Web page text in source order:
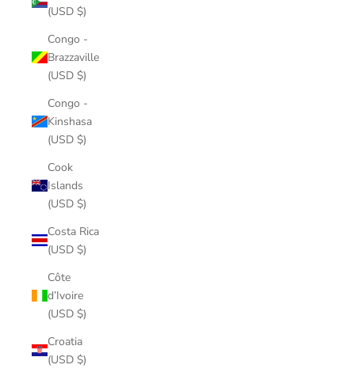
(USD $)
Congo -
Brazzaville
(USD $)
Congo -
Kinshasa
(USD $)
Cook
Islands
(USD $)
Costa Rica
(USD $)
Côte
d’Ivoire
(USD $)
Croatia
(USD $)